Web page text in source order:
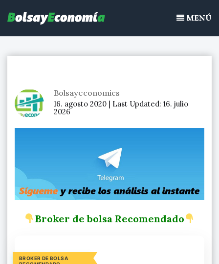
continuo, acciones de bolsa
contenidoMENÚ
Bolsayeconomics
16. agosto 2020 | Last Updated: 16. julio
2026
Broker de bolsa Recomendado
BROKER DE BOLSA